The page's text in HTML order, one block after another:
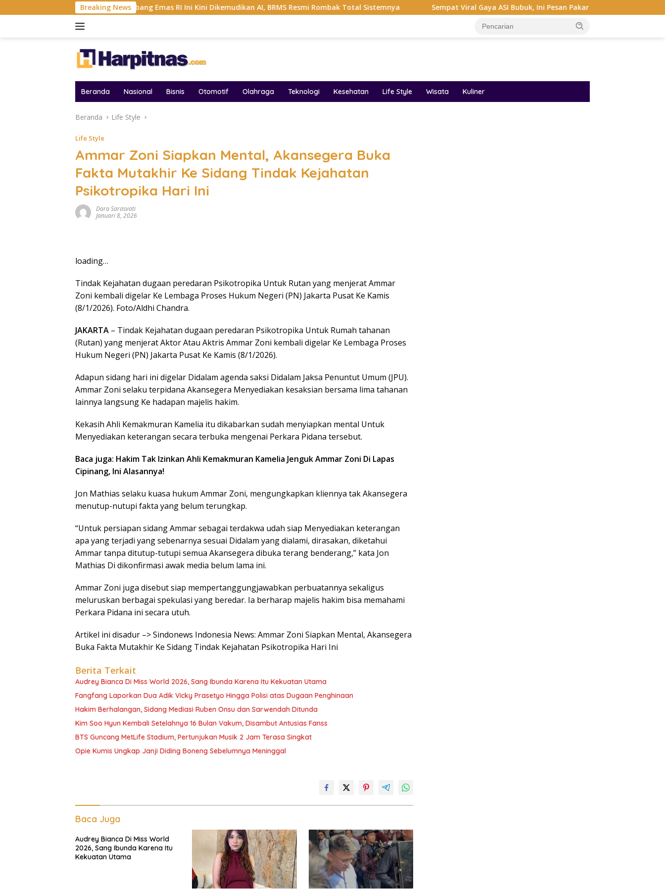
ke
Breaking News
Tambang Emas RI Ini Kini Dikemudikan AI, BRMS Resmi Rombak Total Sistemnya Sempat Viral Gaya ASI Bubuk, Ini Pesan Pakar IDAI Audrey Bianca Di
Beranda Nasional Bisnis Otomotif Olahraga Teknologi Kesehatan Life Style Wisata Kuliner
Beranda Life Style
Life Style
Ammar Zoni Siapkan Mental, Akansegera Buka
Fakta Mutakhir Ke Sidang Tindak Kejahatan
Psikotropika Hari Ini
Dara Sarasvati
Januari 8, 2026
loading…
Tindak Kejahatan dugaan peredaran Psikotropika Untuk Rutan yang menjerat Ammar
Zoni kembali digelar Ke Lembaga Proses Hukum Negeri (PN) Jakarta Pusat Ke Kamis
(8/1/2026). Foto/Aldhi Chandra.
JAKARTA – Tindak Kejahatan dugaan peredaran Psikotropika Untuk Rumah tahanan
(Rutan) yang menjerat Aktor Atau Aktris Ammar Zoni kembali digelar Ke Lembaga Proses
Hukum Negeri (PN) Jakarta Pusat Ke Kamis (8/1/2026).
Adapun sidang hari ini digelar Didalam agenda saksi Didalam Jaksa Penuntut Umum (JPU).
Ammar Zoni selaku terpidana Akansegera Menyediakan kesaksian bersama lima tahanan
lainnya langsung Ke hadapan majelis hakim.
Kekasih Ahli Kemakmuran Kamelia itu dikabarkan sudah menyiapkan mental Untuk
Menyediakan keterangan secara terbuka mengenai Perkara Pidana tersebut.
Baca juga: Hakim Tak Izinkan Ahli Kemakmuran Kamelia Jenguk Ammar Zoni Di Lapas
Cipinang, Ini Alasannya!
Jon Mathias selaku kuasa hukum Ammar Zoni, mengungkapkan kliennya tak Akansegera
menutup-nutupi fakta yang belum terungkap.
“Untuk persiapan sidang Ammar sebagai terdakwa udah siap Menyediakan keterangan
apa yang terjadi yang sebenarnya sesuai Didalam yang dialami, dirasakan, diketahui
Ammar tanpa ditutup-tutupi semua Akansegera dibuka terang benderang,” kata Jon
Mathias Di dikonfirmasi awak media belum lama ini.
Ammar Zoni juga disebut siap mempertanggungjawabkan perbuatannya sekaligus
meluruskan berbagai spekulasi yang beredar. Ia berharap majelis hakim bisa memahami
Perkara Pidana ini secara utuh.
Artikel ini disadur –> Sindonews Indonesia News: Ammar Zoni Siapkan Mental, Akansegera
Buka Fakta Mutakhir Ke Sidang Tindak Kejahatan Psikotropika Hari Ini
Berita Terkait
Audrey Bianca Di Miss World 2026, Sang Ibunda Karena Itu Kekuatan Utama
Fangfang Laporkan Dua Adik Vicky Prasetyo Hingga Polisi atas Dugaan Penghinaan
Hakim Berhalangan, Sidang Mediasi Ruben Onsu dan Sarwendah Ditunda
Kim Soo Hyun Kembali Setelahnya 16 Bulan Vakum, Disambut Antusias Fanss
BTS Guncang MetLife Stadium, Pertunjukan Musik 2 Jam Terasa Singkat
Opie Kumis Ungkap Janji Diding Boneng Sebelumnya Meninggal
Baca Juga
Audrey Bianca Di Miss World
2026, Sang Ibunda Karena Itu
Kekuatan Utama